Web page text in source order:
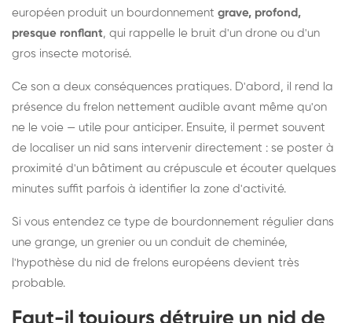
européen produit un bourdonnement grave, profond,
presque ronflant, qui rappelle le bruit d'un drone ou d'un
gros insecte motorisé.
Ce son a deux conséquences pratiques. D'abord, il rend la
présence du frelon nettement audible avant même qu'on
ne le voie — utile pour anticiper. Ensuite, il permet souvent
de localiser un nid sans intervenir directement : se poster à
proximité d'un bâtiment au crépuscule et écouter quelques
minutes suffit parfois à identifier la zone d'activité.
Si vous entendez ce type de bourdonnement régulier dans
une grange, un grenier ou un conduit de cheminée,
l'hypothèse du nid de frelons européens devient très
probable.